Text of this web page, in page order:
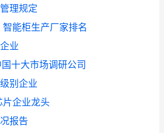
理规定
能柜生产厂家排名
业
十大市场调研公司
别企业
企业龙头
报告